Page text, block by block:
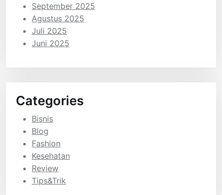
September 2025
Agustus 2025
Juli 2025
Juni 2025
Categories
Bisnis
Blog
Fashion
Kesehatan
Review
Tips&Trik